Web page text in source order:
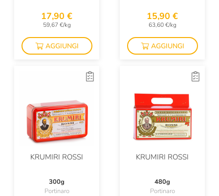
17,90 €
59,67 €/kg
AGGIUNGI
15,90 €
63,60 €/kg
AGGIUNGI
KRUMIRI ROSSI
300g
Portinaro
KRUMIRI ROSSI
480g
Portinaro